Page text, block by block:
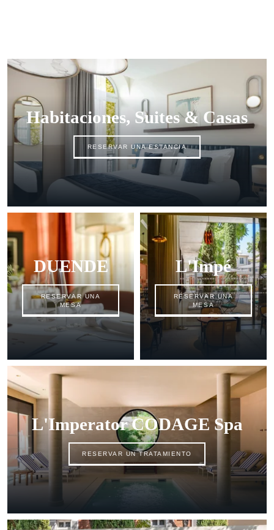
Habitaciones, Suites & Casas
RESERVAR UNA ESTANCIA
DUENDE
RESERVAR UNA
MESA
L'Impé
RESERVAR UNA
MESA
L'Imperator CODAGE Spa
RESERVAR UN TRATAMIENTO